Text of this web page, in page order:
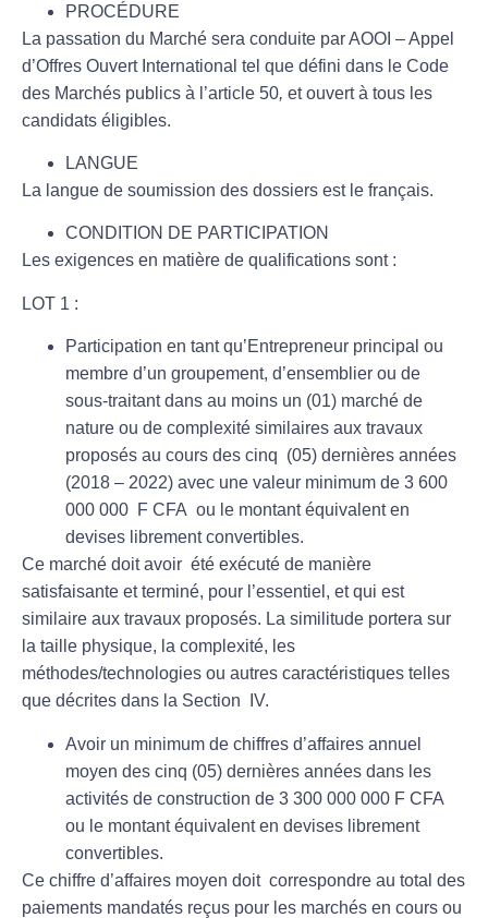
PROCÉDURE
La passation du Marché sera conduite par AOOI – Appel
d’Offres Ouvert International tel que défini dans le Code
des Marchés publics à l’article 50, et ouvert à tous les
candidats éligibles.
LANGUE
La langue de soumission des dossiers est le français.
CONDITION DE PARTICIPATION
Les exigences en matière de qualifications sont :
LOT 1 :
Participation en tant qu’Entrepreneur principal ou
membre d’un groupement, d’ensemblier ou de
sous-traitant dans au moins un (01) marché de
nature ou de complexité similaires aux travaux
proposés au cours des cinq (05) dernières années
(2018 – 2022) avec une valeur minimum de 3 600
000 000 F CFA ou le montant équivalent en
devises librement convertibles.
Ce marché doit avoir été exécuté de manière
satisfaisante et terminé, pour l’essentiel, et qui est
similaire aux travaux proposés. La similitude portera sur
la taille physique, la complexité, les
méthodes/technologies ou autres caractéristiques telles
que décrites dans la Section IV.
Avoir un minimum de chiffres d’affaires annuel
moyen des cinq (05) dernières années dans les
activités de construction de 3 300 000 000 F CFA
ou le montant équivalent en devises librement
convertibles.
Ce chiffre d’affaires moyen doit correspondre au total des
paiements mandatés reçus pour les marchés en cours ou